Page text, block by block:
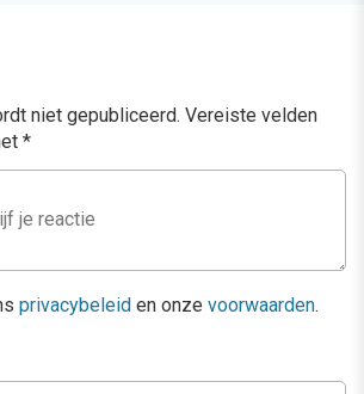
niet gepubliceerd. Vereiste velden
*
privacybeleid en onze voorwaarden.